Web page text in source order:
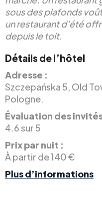
sous des plafonds
un restaurant d’été
depuis le toit.
Détails de l’hôtel
Adresse :
Szczepańska 5, Old
Pologne.
Évaluation des
4.6 sur 5
Prix par nuit :
À partir de 140 €
Plus d’informations